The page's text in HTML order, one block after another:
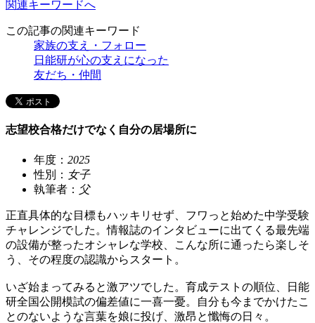
関連キーワードへ
この記事の関連キーワード
家族の支え・フォロー
日能研が心の支えになった
友だち・仲間
志望校合格だけでなく自分の居場所に
年度： 2025
性別： 女子
執筆者： 父
正直具体的な目標もハッキリせず、フワっと始めた中学受験
チャレンジでした。情報誌のインタビューに出てくる最先端
の設備が整ったオシャレな学校、こんな所に通ったら楽しそ
う、その程度の認識からスタート。
いざ始まってみると激アツでした。育成テストの順位、日能
研全国公開模試の偏差値に一喜一憂。自分も今までかけたこ
とのないような言葉を娘に投げ、激昂と懺悔の日々。